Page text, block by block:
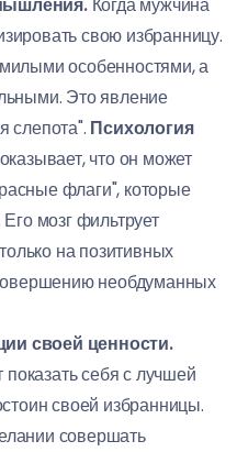
свою избранницу.
особенностями, а
Это явление
слепота". Психология
что он может
флаги", которые
мозг фильтрует
на позитивных
необдуманных
своей ценности.
себя с лучшей
своей избранницы.
совершать